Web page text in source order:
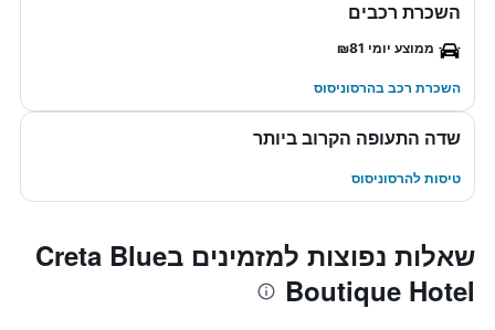
השכרת רכבים
ממוצע יומי ₪81
השכרת רכב בהרסוניסוס
שדה התעופה הקרוב ביותר
טיסות להרסוניסוס
שאלות נפוצות למזמינים בCreta Blue
Boutique Hotel